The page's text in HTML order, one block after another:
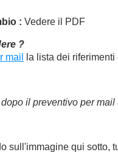
: Vedere il PDF
?
mail la lista dei
il preventivo per
sull'immagine qui sotto,